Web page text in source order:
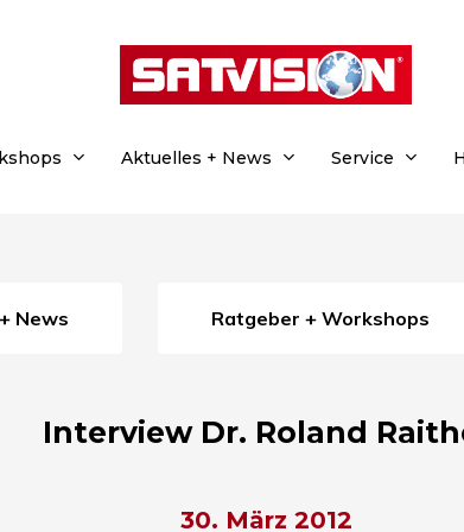
Aktuelles + News Service
News Ratgeber + Workshops
Interview Dr. Roland
30. März 2012